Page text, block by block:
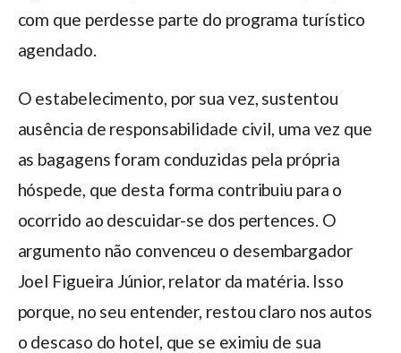
com que perdesse parte do programa turístico
agendado.
O estabelecimento, por sua vez, sustentou
ausência de responsabilidade civil, uma vez que
as bagagens foram conduzidas pela própria
hóspede, que desta forma contribuiu para o
ocorrido ao descuidar-se dos pertences. O
argumento não convenceu o desembargador
Joel Figueira Júnior, relator da matéria. Isso
porque, no seu entender, restou claro nos autos
o descaso do hotel, que se eximiu de sua